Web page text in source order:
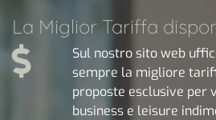
La Miglior Tariffa
Sul nostro sito web
sempre la migliore
proposte esclusive per
business e leisure